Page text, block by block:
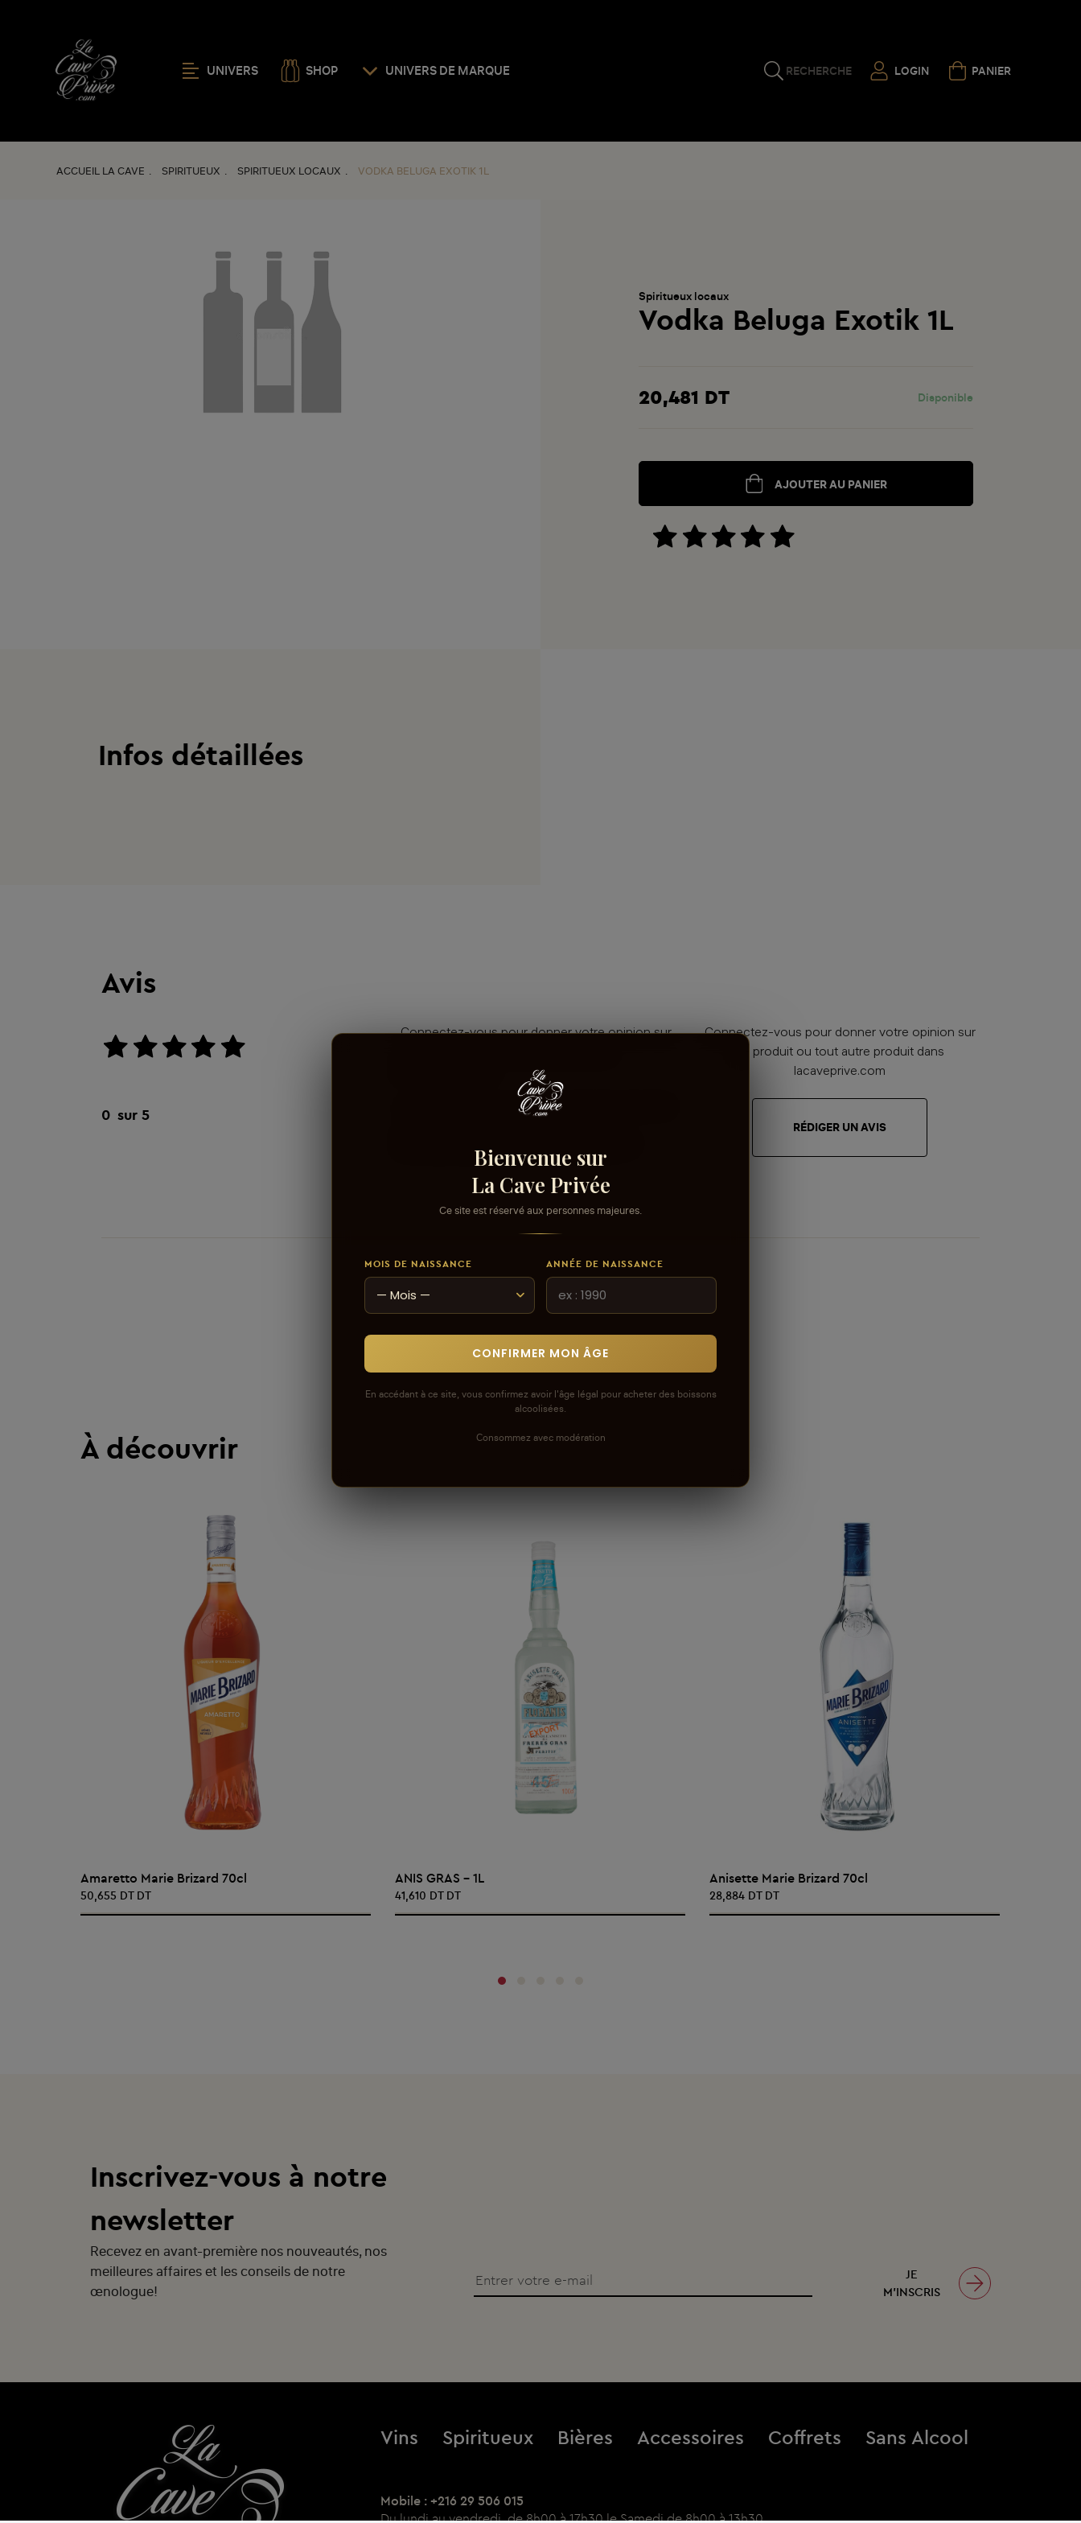
UNIVERS SHOP UNIVERS DE MARQUE RECHERCHE LOGIN PANIER
ACCUEIL LA CAVE SPIRITUEUX SPIRITUEUX LOCAUX VODKA BELUGA EXOTIK 1L
Spiritueux locaux
Vodka Beluga Exotik 1L
20,481 DT Disponible
AJOUTER AU PANIER
Infos détaillées
Avis
0 sur 5
Connectez-vous pour donner votre opinion sur
Les avis que vous soumettez doivent respecter
Connectez-vous pour donner votre opinion sur
ce produit ou tout autre produit dans
lacaveprive.com
RÉDIGER UN AVIS
À découvrir
AJOUTER AU PANIER
Amaretto Marie Brizard 70cl
50,655 DT DT
ANIS GRAS - 1L
41,610 DT DT
AJOUTER AU PANIER
Anisette Marie Brizard 70cl
28,884 DT DT
Inscrivez-vous à notre
newsletter
Recevez en avant-première nos nouveautés, nos
meilleures affaires et les conseils de notre
œnologue!
JE
M’INSCRIS
Vins Spiritueux Bières Accessoires Coffrets Sans Alcool
Mobile : +216 29 506 015
Du lundi au vendredi, de 8h00 à 17h30 le Samedi de 8h00 à 13h30
Bienvenue sur
La Cave Privée
Ce site est réservé aux personnes majeures.
MOIS DE NAISSANCE ANNÉE DE NAISSANCE
CONFIRMER MON ÂGE
En accédant à ce site, vous confirmez avoir l'âge légal pour acheter des boissons
alcoolisées.
Consommez avec modération